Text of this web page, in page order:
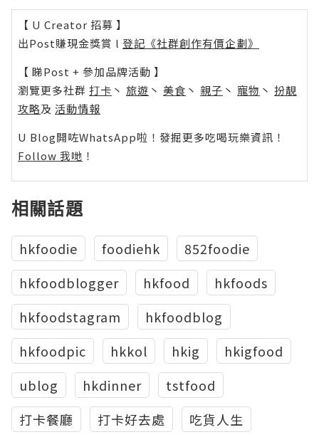
【 U Creator 招募 】
出Post賺現金獎賞 l 登記《社群創作有價企劃》
【 睇Post + 參加品牌活動 】
瀏覽更多社群 打卡 丶 旅遊 丶 美食 丶 親子 丶 寵物 丶 扮靚
攻略及 活動情報
U Blog開咗WhatsApp啦！發掘更多吃喝玩樂資訊！
Follow 我哋 ！
相關話題
hkfoodie foodiehk
852foodie
hkfoodblogger
hkfood
hkfoods
hkfoodstagram
hkfoodblog
hkfoodpic
hkkol hkig
hkigfood
ublog
hkdinner
tstfood
打卡餐廳
打卡好去處
吃貨人生